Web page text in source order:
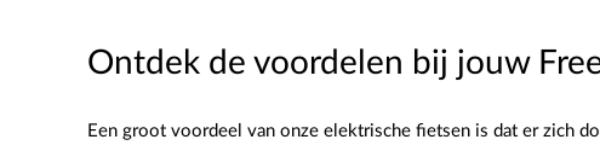
Ontdek de voordelen bij jouw
Een groot voordeel van onze elektrische fietsen is dat er zich